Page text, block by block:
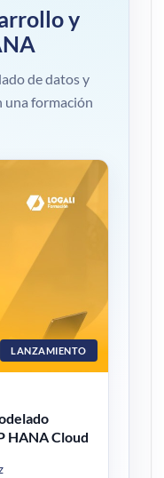
y
de datos y
una formación
LANZAMIENTO
HANA Cloud